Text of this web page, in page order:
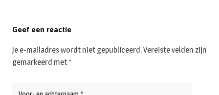
Geef een reactie
Je e-mailadres wordt niet gepubliceerd.Vereiste velden zijn
gemarkeerd met *